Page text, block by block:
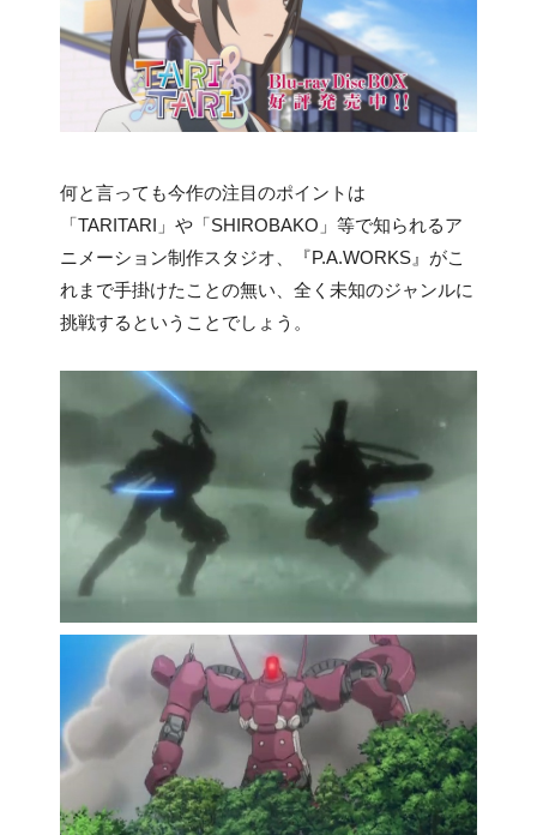
何と言っても今作の注目のポイントは
「TARITARI」や「SHIROBAKO」等で知られるア
ニメーション制作スタジオ、『P.A.WORKS』がこ
れまで手掛けたことの無い、全く未知のジャンルに
挑戦するということでしょう。